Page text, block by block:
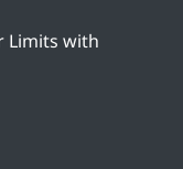
Limits with